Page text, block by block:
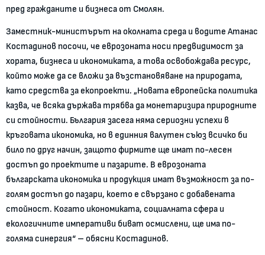
пред гражданите и бизнеса от Смолян.
Заместник-министърът на околната среда и водите Атанас
Костадинов посочи, че еврозоната носи предвидимост за
хората, бизнеса и икономиката, а това освобождава ресурс,
който може да се вложи за възстановяване на природата,
като средства за екопроекти. „Новата европейска политика
казва, че всяка държава трябва да монетаризира природните
си стойности. България засега няма сериозни успехи в
кръговата икономика, но в единния валутен съюз всичко би
било по друг начин, защото фирмите ще имат по-лесен
достъп до проектите и пазарите. В еврозоната
българската икономика и продукция имат възможност за по-
голям достъп до пазари, което е свързано с добавената
стойност. Когато икономиката, социалната сфера и
екологичните императиви биват осмислени, ще има по-
голяма синергия“ – обясни Костадинов.